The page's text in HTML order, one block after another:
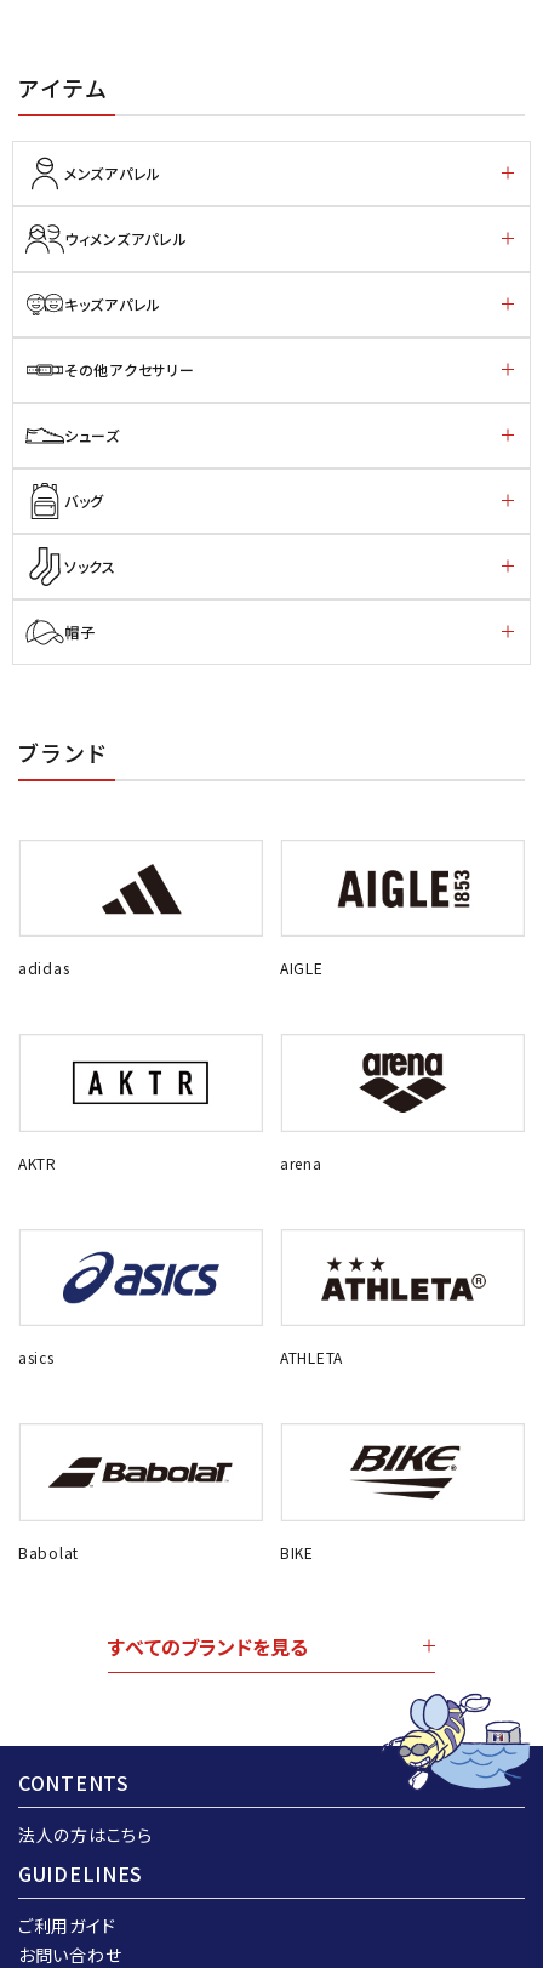
アイテム
メンズアパレル
ウィメンズアパレル
キッズアパレル
その他アクセサリー
シューズ
バッグ
ソックス
帽子
ブランド
adidas AIGLE
AKTR arena
asics ATHLETA
Babolat BIKE
すべてのブランドを見る
CONTENTS
法人の方はこちら
GUIDELINES
ご利用ガイド
お問い合わせ